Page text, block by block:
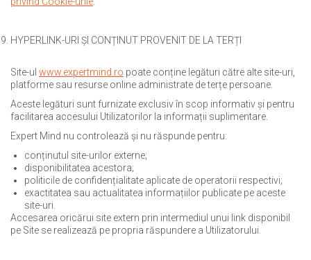
HYPERLINK-URI ȘI CONȚINUT PROVENIT DE LA TERȚI
Site-ul www.expertmind.ro poate conține legături către alte site-uri,
platforme sau resurse online administrate de terțe persoane.
Aceste legături sunt furnizate exclusiv în scop informativ și pentru
facilitarea accesului Utilizatorilor la informații suplimentare.
Expert Mind nu controlează și nu răspunde pentru:
conținutul site-urilor externe;
disponibilitatea acestora;
politicile de confidențialitate aplicate de operatorii respectivi;
exactitatea sau actualitatea informațiilor publicate pe aceste
site-uri.
Accesarea oricărui site extern prin intermediul unui link disponibil
pe Site se realizează pe propria răspundere a Utilizatorului.